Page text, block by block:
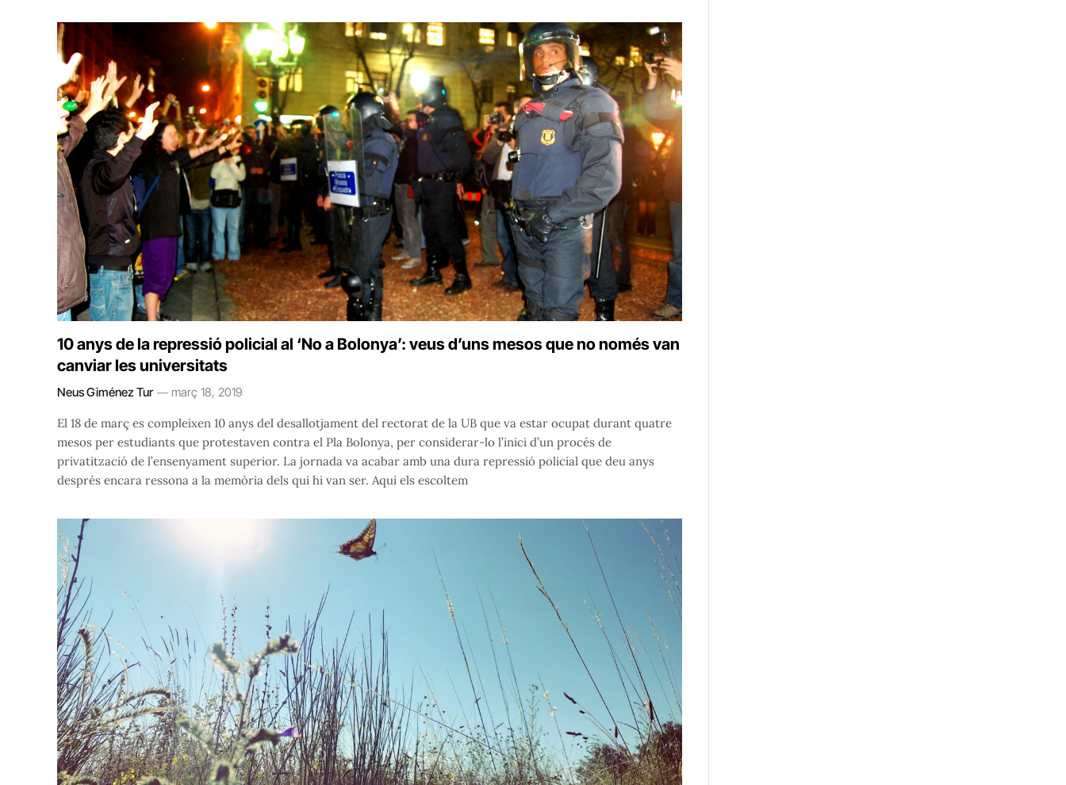
10 anys de la repressió policial al ‘No a Bolonya’: veus d’uns mesos que no només van
canviar les universitats
Neus Giménez Tur març 18, 2019
El 18 de març es compleixen 10 anys del desallotjament del rectorat de la UB que va estar ocupat durant quatre
mesos per estudiants que protestaven contra el Pla Bolonya, per considerar-lo l’inici d’un procés de
privatització de l’ensenyament superior. La jornada va acabar amb una dura repressió policial que deu anys
després encara ressona a la memòria dels qui hi van ser. Aquí els escoltem